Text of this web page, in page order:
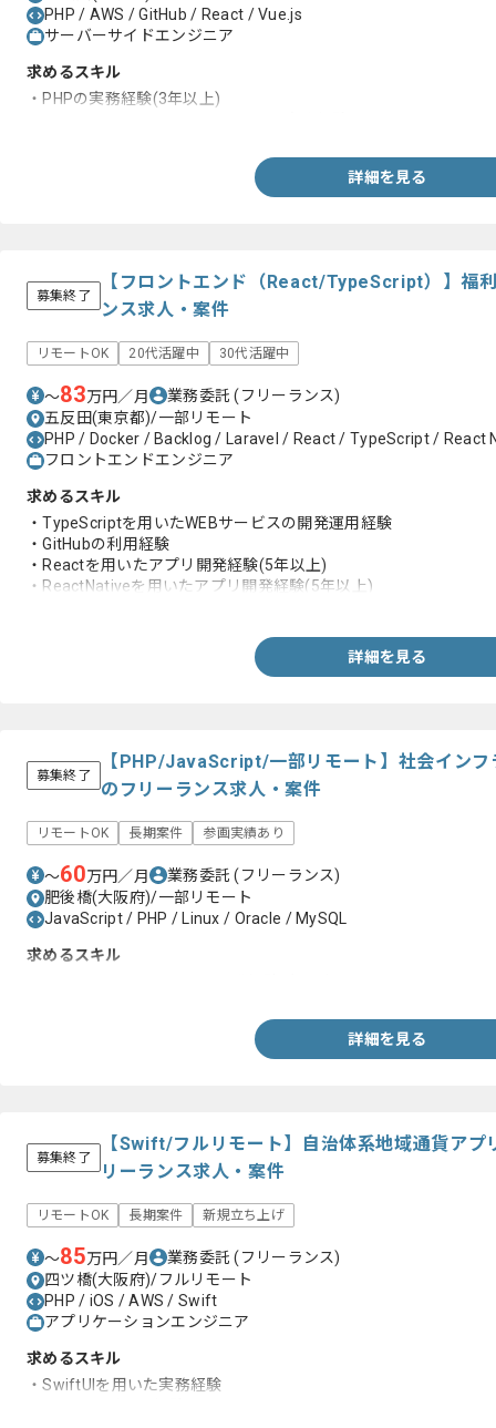
PHP / AWS / GitHub / React / Vue.js
サーバーサイドエンジニア
求めるスキル
・PHPの実務経験(3年以上)
詳細を見る
募集終了
【フロントエンド（React/TypeScript）】福
ンス求人・案件
リモートOK 20代活躍中 30代活躍中
〜83万円／月 業務委託(フリーランス)
五反田(東京都)/一部リモート
PHP / Docker / Backlog / Laravel / React / TypeScript / React
フロントエンドエンジニア
求めるスキル
・TypeScriptを用いたWEBサービスの開発運用経験
・GitHubの利用経験
・Reactを用いたアプリ開発経験(5年以上)
・ReactNativeを用いたアプリ開発経験(5年以上)
・中規模チームにおけるフロントエンドの開発実務経験
詳細を見る
募集終了
【PHP/JavaScript/一部リモート】社会インフ
のフリーランス求人・案件
リモートOK 長期案件 参画実績あり
〜60万円／月 業務委託(フリーランス)
肥後橋(大阪府)/一部リモート
JavaScript / PHP / Linux / Oracle / MySQL
求めるスキル
詳細を見る
募集終了
【Swift/フルリモート】自治体系地域通貨アプ
リーランス求人・案件
リモートOK 長期案件 新規立ち上げ
〜85万円／月 業務委託(フリーランス)
四ツ橋(大阪府)/フルリモート
PHP / iOS / AWS / Swift
アプリケーションエンジニア
求めるスキル
・SwiftUIを用いた実務経験